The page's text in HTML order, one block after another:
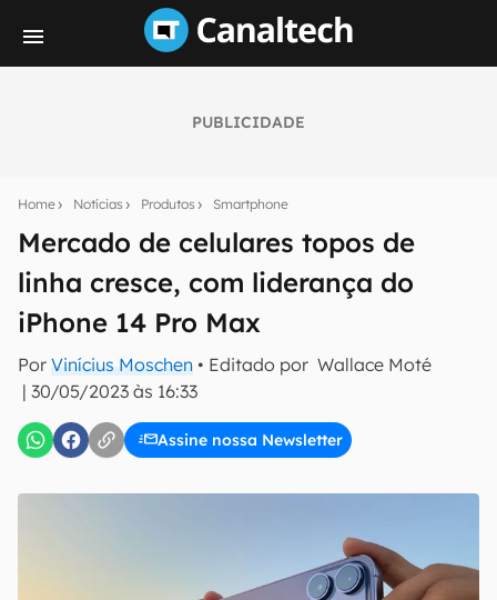
PUBLICIDADE
Home Notícias Produtos Smartphone
Mercado de celulares topos de
linha cresce, com liderança do
iPhone 14 Pro Max
Por Vinícius Moschen • Editado por Wallace Moté
| 30/05/2023 às 16:33
Assine nossa Newsletter
notícias e reviews sobre tecnologia em primeira
E-mail
inscreva-se
Confirmo que li, aceito e concordo com os Termos de
Uso e Política de Privacidade do Canaltech.